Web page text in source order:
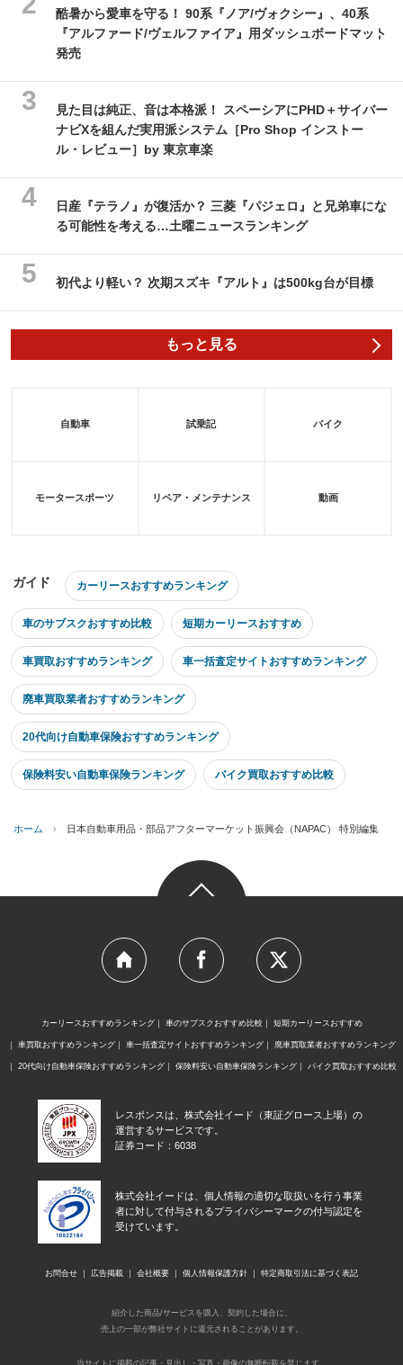
酷暑から愛車を守る！ 90系『ノア/ヴォクシー』、40系
『アルファード/ヴェルファイア』用ダッシュボードマット
発売
見た目は純正、音は本格派！ スペーシアにPHD＋サイバー
ナビXを組んだ実用派システム［Pro Shop インストー
ル・レビュー］by 東京車楽
日産『テラノ』が復活か？ 三菱『パジェロ』と兄弟車にな
る可能性を考える…土曜ニュースランキング
初代より軽い？ 次期スズキ『アルト』は500kg台が目標
もっと見る
自動車 試乗記 バイク
モータースポーツ リペア・メンテナンス 動画
ガイド カーリースおすすめランキング
車のサブスクおすすめ比較 短期カーリースおすすめ
車買取おすすめランキング 車一括査定サイトおすすめランキング
廃車買取業者おすすめランキング
20代向け自動車保険おすすめランキング
保険料安い自動車保険ランキング バイク買取おすすめ比較
ホーム › 日本自動車用品・部品アフターマーケット振興会（NAPAC） 特別編集
カーリースおすすめランキング 車のサブスクおすすめ比較 短期カーリースおすすめ
車買取おすすめランキング 車一括査定サイトおすすめランキング 廃車買取業者おすすめランキング
20代向け自動車保険おすすめランキング 保険料安い自動車保険ランキング バイク買取おすすめ比較
レスポンスは、株式会社イード（東証グロース上場）の
運営するサービスです。
証券コード：6038
株式会社イードは、個人情報の適切な取扱いを行う事業
者に対して付与されるプライバシーマークの付与認定を
受けています。
お問合せ 広告掲載 会社概要 個人情報保護方針 特定商取引法に基づく表記
紹介した商品/サービスを購入、契約した場合に、
売上の一部が弊社サイトに還元されることがあります。
当サイトに掲載の記事・見出し・写真・画像の無断転載を禁じます。